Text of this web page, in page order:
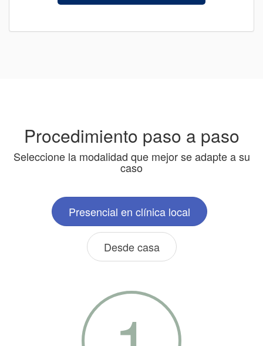
Procedimiento paso a paso
Seleccione la modalidad que mejor se adapte a su
caso
Presencial en clínica local
Desde casa